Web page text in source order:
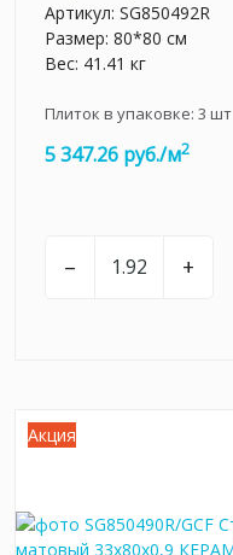
Артикул: SG850492R
Размер: 80*80 см
Вес: 41.41 кг
Плиток в упаковке: 3 шт
5 347.26 руб./м2
– +
Акция